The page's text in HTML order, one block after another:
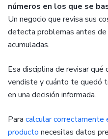
números en los que se
Un negocio que revisa sus
detecta problemas antes de
acumuladas.
Esa disciplina de revisar
vendiste y cuánto te quedó
en una decisión informada.
Para calcular correctamente
producto necesitas datos